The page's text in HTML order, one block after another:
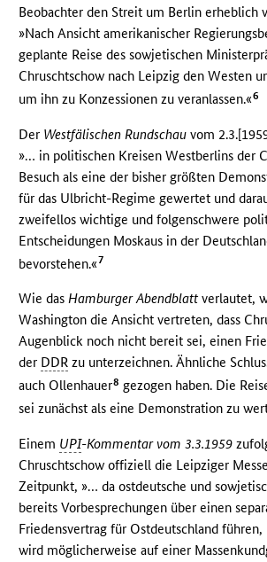
Beobachter den Streit um Berlin erheblich
»Nach Ansicht amerikanischer
geplante Reise des sowjetischen
Chruschtschow nach Leipzig den Westen
um ihn zu Konzessionen zu veranlassen.«6
Der Westfälischen Rundschau vom
»… in politischen Kreisen Westberlins der
Besuch als eine der bisher größten
für das Ulbricht-Regime gewertet und
zweifellos wichtige und folgenschwere
Entscheidungen Moskaus in der
bevorstehen.«7
Wie dasHamburger Abendblatt verlautet,
Washington die Ansicht vertreten, dass
Augenblick noch nicht bereit sei, einen
der DDR zu unterzeichnen. Ähnliche
auch Ollenhauer8 gezogen haben. Die
sei zunächst als eine Demonstration zu
Einem UPI-Kommentar vom 3.3.1959
Chruschtschow offiziell die Leipziger
Zeitpunkt, »… da ostdeutsche und
bereits Vorbesprechungen über einen
Friedensvertrag für Ostdeutschland führen,
wird möglicherweise auf einer